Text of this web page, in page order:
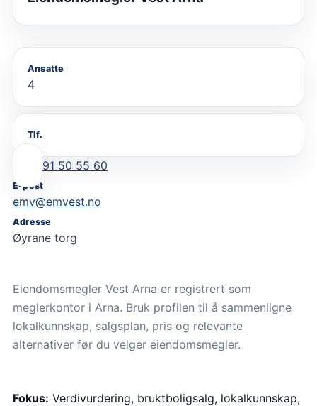
Ansatte
4
Tlf.
91 50 55 60
E-post
emv@emvest.no
Adresse
Øyrane torg
Eiendomsmegler Vest Arna er registrert som
meglerkontor i Arna. Bruk profilen til å sammenligne
lokalkunnskap, salgsplan, pris og relevante
alternativer før du velger eiendomsmegler.
Fokus: Verdivurdering, bruktboligsalg, lokalkunnskap,